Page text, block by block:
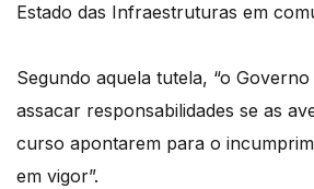
Estado das Infraestruturas em
Segundo aquela tutela, “o
assacar responsabilidades se as
curso apontarem para o
em vigor”.